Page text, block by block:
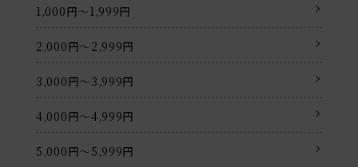
1,000円〜1,999円
2,000円〜2,999円
3,000円〜3,999円
4,000円〜4,999円
5,000円〜5,999円